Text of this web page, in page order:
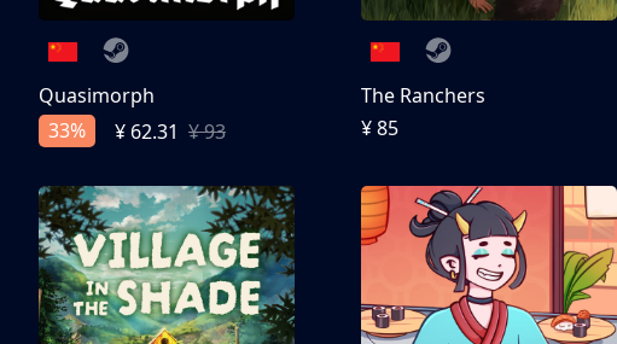
Quasimorph
33%
¥ 62.31 ¥ 93
The Ranchers
¥ 85